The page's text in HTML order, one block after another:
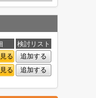
検討リスト
る
追加する
る 追加する